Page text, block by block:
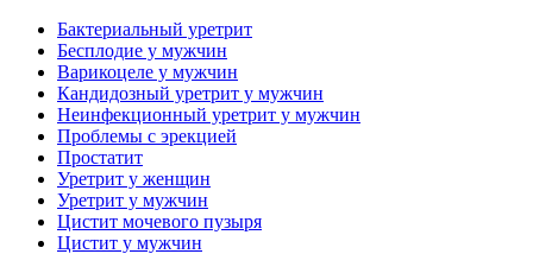
Бактериальный уретрит
Бесплодие у мужчин
Варикоцеле у мужчин
Кандидозный уретрит у мужчин
Неинфекционный уретрит у мужчин
Проблемы с эрекцией
Простатит
Уретрит у женщин
Уретрит у мужчин
Цистит мочевого пузыря
Цистит у мужчин